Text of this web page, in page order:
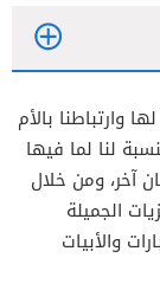
وارتباطنا بالأم
لنا لما فيها
آخر، ومن خلال
الجميلة
والأبيات